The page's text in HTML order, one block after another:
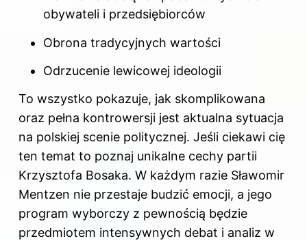
obywateli i przedsiębiorców
Obrona tradycyjnych wartości
Odrzucenie lewicowej ideologii
To wszystko pokazuje, jak skomplikowana
oraz pełna kontrowersji jest aktualna sytuacja
na polskiej scenie politycznej. Jeśli ciekawi cię
ten temat to poznaj unikalne cechy partii
Krzysztofa Bosaka. W każdym razie Sławomir
Mentzen nie przestaje budzić emocji, a jego
program wyborczy z pewnością będzie
przedmiotem intensywnych debat i analiz w